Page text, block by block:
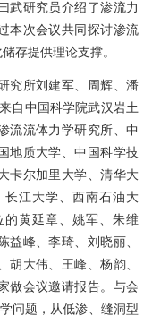
武研究员介绍了渗流力
本次会议共同探讨渗流
存提供理论支撑。
所刘建军、周辉、潘
自中国科学院武汉岩土
流流体力学研究所、中
地质大学、中国科学技
卡尔加里大学、清华大
江大学、西南石油大
的黄延章、姚军、朱维
益峰、李琦、刘晓丽、
胡大伟、王峰、杨韵、
做会议邀请报告。与会
问题，从低渗、缝洞型